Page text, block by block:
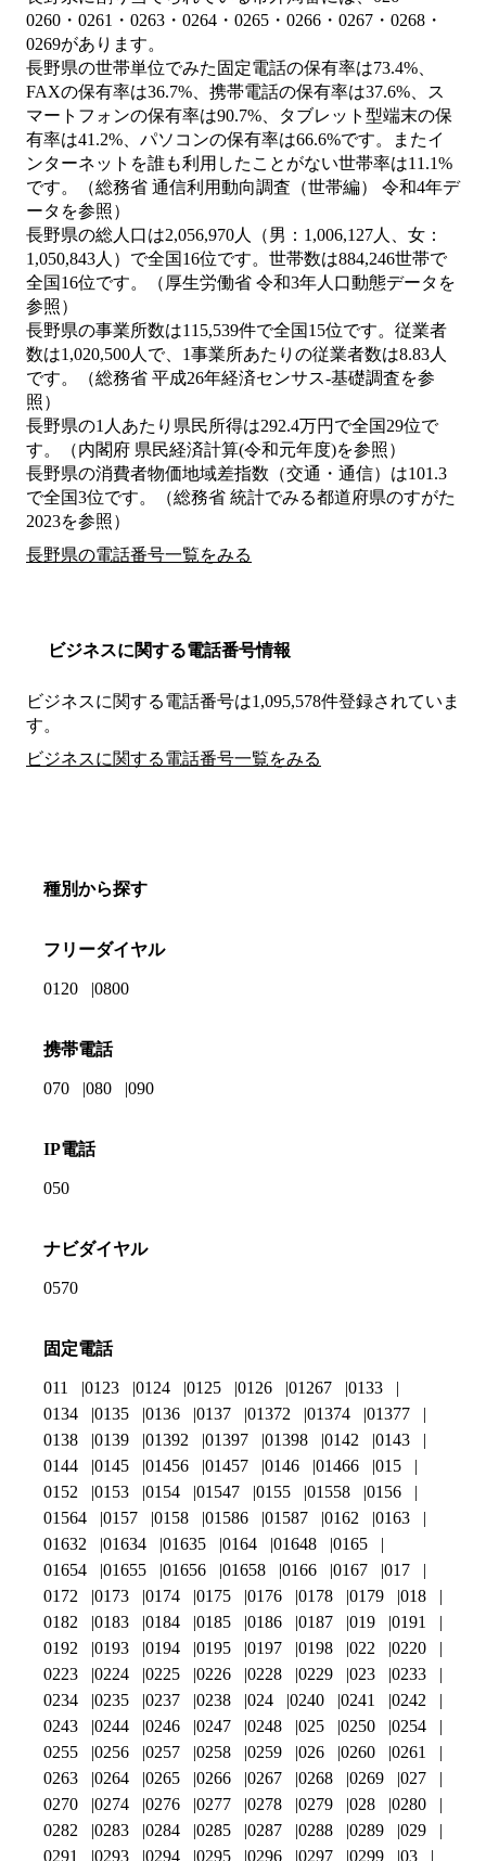
0260・0261・0263・0264・0265・0266・0267・0268・
0269があります。
長野県の世帯単位でみた固定電話の保有率は73.4%、
FAXの保有率は36.7%、携帯電話の保有率は37.6%、ス
マートフォンの保有率は90.7%、タブレット型端末の保
有率は41.2%、パソコンの保有率は66.6%です。またイ
ンターネットを誰も利用したことがない世帯率は11.1%
です。（総務省 通信利用動向調査（世帯編） 令和4年デ
ータを参照）
長野県の総人口は2,056,970人（男：1,006,127人、女：
1,050,843人）で全国16位です。世帯数は884,246世帯で
全国16位です。（厚生労働省 令和3年人口動態データを
参照）
長野県の事業所数は115,539件で全国15位です。従業者
数は1,020,500人で、1事業所あたりの従業者数は8.83人
です。（総務省 平成26年経済センサス‐基礎調査を参
照）
長野県の1人あたり県民所得は292.4万円で全国29位で
す。（内閣府 県民経済計算(令和元年度)を参照）
長野県の消費者物価地域差指数（交通・通信）は101.3
で全国3位です。（総務省 統計でみる都道府県のすがた
2023を参照）
長野県の電話番号一覧をみる
ビジネスに関する電話番号情報
ビジネスに関する電話番号は1,095,578件登録されていま
す。
ビジネスに関する電話番号一覧をみる
種別から探す
フリーダイヤル
0120 0800
携帯電話
070 080 090
IP電話
050
ナビダイヤル
0570
固定電話
011 0123 0124 0125 0126 01267
0133
0134
0135 0136 0137 01372 01374
01377
0138
0139 01392 01397 01398 0142
0143
0144
0145 01456 01457 0146 01466
015
0152
0153 0154 01547 0155 01558
0156
01564
0157 0158 01586 01587 0162
0163
01632
01634 01635 0164 01648
0165
01654
01655 01656 01658 0166 0167
017
0172
0173 0174 0175 0176 0178 0179
018
0182
0183 0184 0185 0186 0187 019
0191
0192
0193 0194 0195 0197 0198 022
0220
0223
0224 0225 0226 0228 0229 023
0233
0234
0235 0237 0238 024 0240 0241
0242
0243
0244 0246 0247 0248 025 0250
0254
0255
0256 0257 0258 0259 026 0260
0261
0263
0264 0265 0266 0267 0268 0269
027
0270
0274 0276 0277 0278 0279 028
0280
0282
0283 0284 0285 0287 0288 0289
029
0291
0293 0294 0295 0296 0297 0299 03